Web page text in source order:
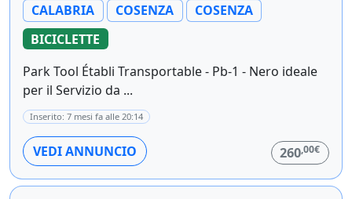
CALABRIA COSENZA
COSENZA
BICICLETTE
Park Tool Établi Transportable - Pb-1 - Nero ideale
per il Servizio da ...
Inserito: 7 mesi fa alle 20:14
VEDI ANNUNCIO 260,00€